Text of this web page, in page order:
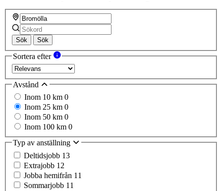
Sök Sök
Sortera efter
Avstånd
Inom 10 km 0
Inom 25 km 0
Inom 50 km 0
Inom 100 km 0
Typ av anställning
Deltidsjobb 13
Extrajobb 12
Jobba hemifrån 11
Sommarjobb 11